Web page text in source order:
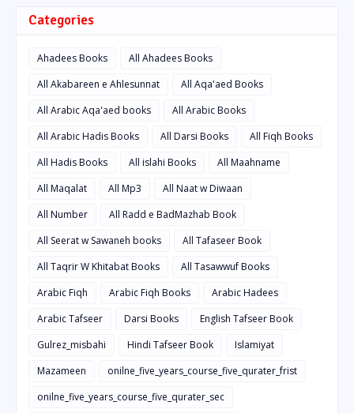
Categories
Ahadees Books
All Ahadees Books
All Akabareen e Ahlesunnat
All Aqa'aed Books
All Arabic Aqa'aed books
All Arabic Books
All Arabic Hadis Books
All Darsi Books
All Fiqh Books
All Hadis Books
All islahi Books
All Maahname
All Maqalat
All Mp3
All Naat w Diwaan
All Number
All Radd e BadMazhab Book
All Seerat w Sawaneh books
All Tafaseer Book
All Taqrir W Khitabat Books
All Tasawwuf Books
Arabic Fiqh
Arabic Fiqh Books
Arabic Hadees
Arabic Tafseer
Darsi Books
English Tafseer Book
Gulrez_misbahi
Hindi Tafseer Book
Islamiyat
Mazameen
onilne_five_years_course_five_qurater_frist
onilne_five_years_course_five_qurater_sec